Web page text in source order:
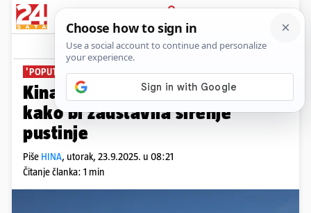
PRIJAVA
News Komentari
'POPUT SUNCOBRANA'
Kina koristi solarne panele
kako bi zaustavila širenje
pustinje
Piše HINA, utorak, 23.9.2025. u 08:21
Čitanje članka: 1 min